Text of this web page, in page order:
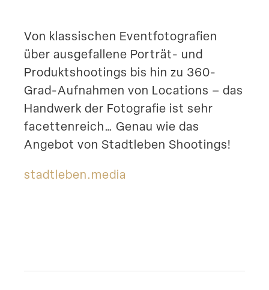
Von klassi­schen Event­fo­to­grafien
über ausge­fallene Porträt- und
Produkt­shoo­tings bis hin zu 360-
Grad-Aufnahmen von Locations – das
Handwerk der Fotografie ist sehr
facet­ten­reich… Genau wie das
Angebot von Stadt­leben Shootings!
stadt​leben​.media